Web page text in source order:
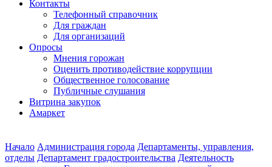
Контакты
Телефонный справочник
Для граждан
Для организаций
Опросы
Мнения горожан
Оценить противодействие коррупции
Общественное голосование
Публичные слушания
Витрина закупок
Амаркет
Начало Администрация города Департаменты, управления,
отделы Департамент градостроительства Деятельность